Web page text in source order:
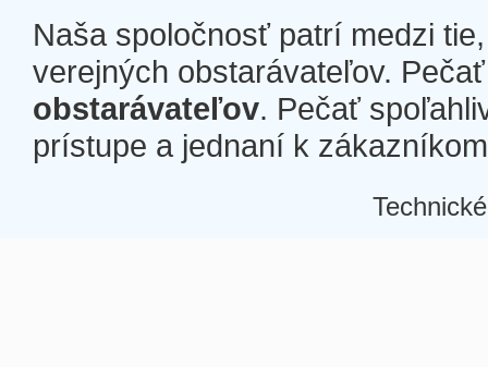
Naša spoločnosť patrí medzi
verejných obstarávateľov.
obstarávateľov. Pečať
prístupe a jednaní k